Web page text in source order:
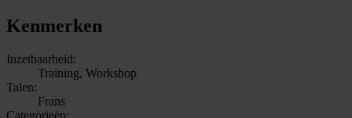
Kenmerken
Inzetbaarheid:
Training, Workshop
Talen:
Frans
Categorieën: